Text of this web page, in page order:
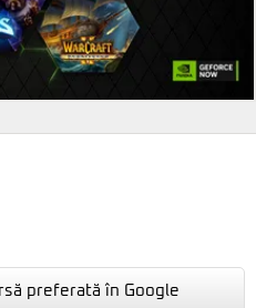
preferată în Google